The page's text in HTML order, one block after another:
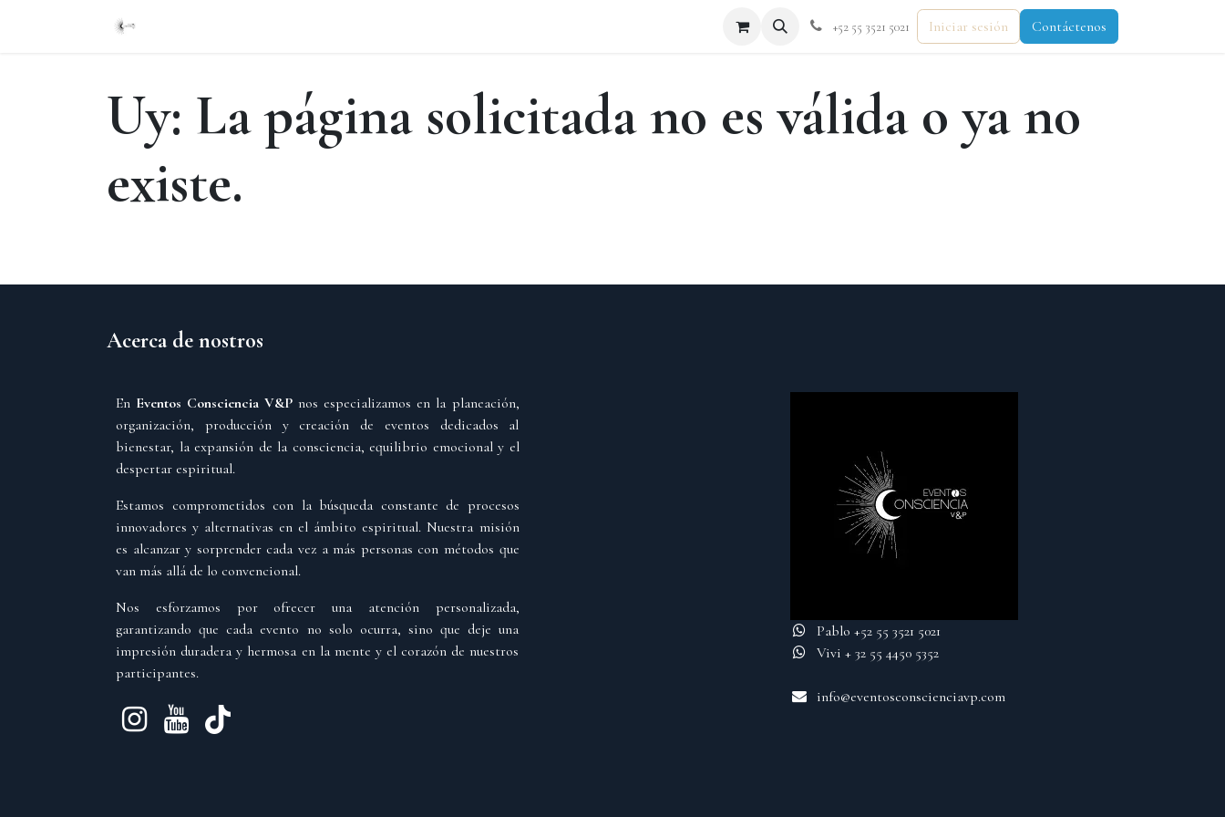
CONTRATO DE CONFIDENCIALIDAD Y LICENCIA DE USO LIMITADO +52 55 3521 5021 Iniciar sesión Contáctenos
Uy: La página solicitada no es válida o ya no
existe.
Acerca de nostros
En Eventos Consciencia V&Pnos especializamos en la planeación,
organización, producción y creación de eventos dedicados al
bienestar, la expansión de la consciencia, equilibrio emocional y el
despertar espiritual.
Estamos comprometidos con la búsqueda constante de procesos
innovadores y alternativas en el ámbito espiritual. Nuestra misión
es alcanzar y sorprender cada vez a más personas con métodos que
van más allá de lo convencional.
Nos esforzamos por ofrecer una atención personalizada,
garantizando que cada evento no solo ocurra, sino que deje una
impresión duradera y hermosa en la mente y el corazón de nuestros
participantes.
Pablo +52 55 3521 5021
Vivi + 32 55 4450 5352
info@eventosconscienciavp.com